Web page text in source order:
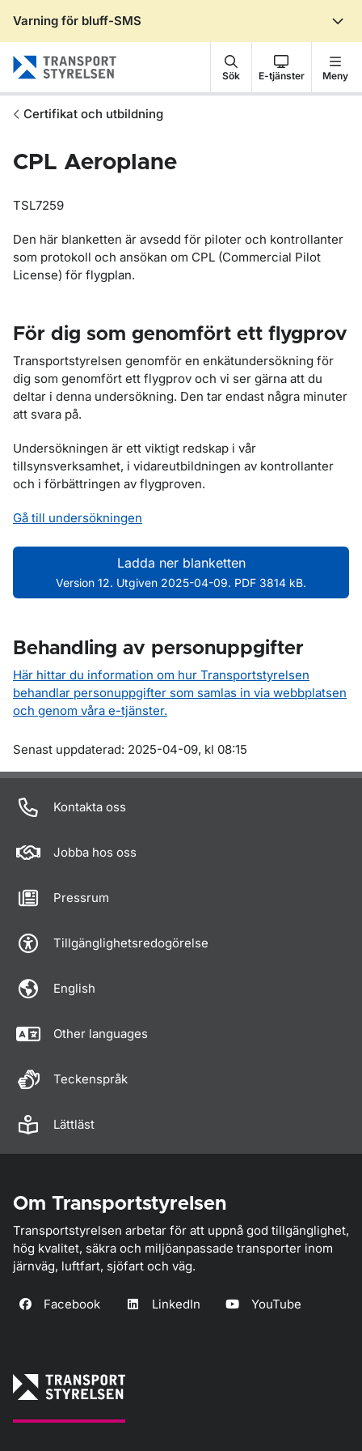
Varning för bluff-SMS
Sök E-tjänster Meny
Certifikat och utbildning
CPL Aeroplane
TSL7259
Den här blanketten är avsedd för piloter och kontrollanter
som protokoll och ansökan om CPL (Commercial Pilot
License) för flygplan.
För dig som genomfört ett flygprov
Transportstyrelsen genomför en enkätundersökning för
dig som genomfört ett flygprov och vi ser gärna att du
deltar i denna undersökning. Den tar endast några minuter
att svara på.
Undersökningen är ett viktigt redskap i vår
tillsynsverksamhet, i vidareutbildningen av kontrollanter
och i förbättringen av flygproven.
Gå till undersökningen
Ladda ner blanketten
Version 12. Utgiven 2025-04-09. PDF 3814 kB.
Behandling av personuppgifter
Här hittar du information om hur Transportstyrelsen
behandlar personuppgifter som samlas in via webbplatsen
och genom våra e-tjänster.
Om sidan
Senast uppdaterad: 2025-04-09, kl 08:15
Kontakta oss
Jobba hos oss
Pressrum
Tillgänglighetsredogörelse
English
Other languages
Teckenspråk
Lättläst
Om Transportstyrelsen
Transportstyrelsen arbetar för att uppnå god tillgänglighet,
hög kvalitet, säkra och miljöanpassade transporter inom
järnväg, luftfart, sjöfart och väg.
Facebook LinkedIn YouTube